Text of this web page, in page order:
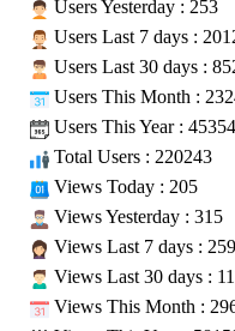
Users Yesterday : 253
Users Last 7 days :
Users Last 30 days :
Users This Month :
Users This Year : 45354
Total Users : 220243
Views Today : 205
Views Yesterday : 315
Views Last 7 days :
Views Last 30 days :
Views This Month :